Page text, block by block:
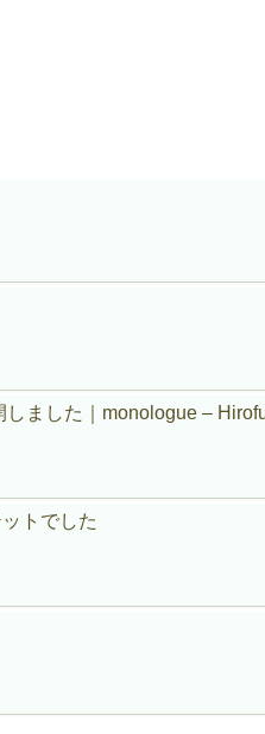
ました｜monologue –
トでした